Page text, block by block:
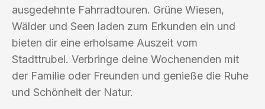
ausgedehnte Fahrradtouren. Grüne Wiesen,
Wälder und Seen laden zum Erkunden ein und
bieten dir eine erholsame Auszeit vom
Stadttrubel. Verbringe deine Wochenenden mit
der Familie oder Freunden und genieße die Ruhe
und Schönheit der Natur.